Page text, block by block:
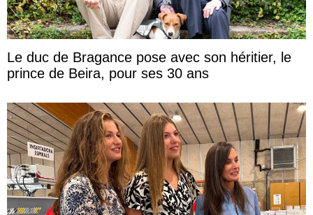
Le duc de Bragance pose avec son héritier, le
prince de Beira, pour ses 30 ans